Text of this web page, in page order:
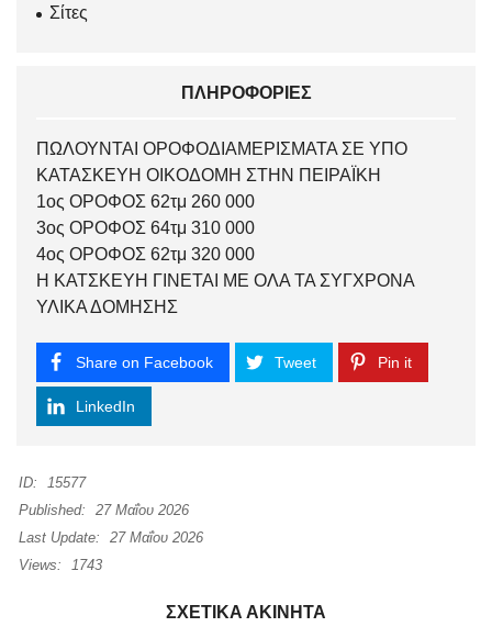
Σίτες
ΠΛΗΡΟΦΟΡΊΕΣ
ΠΩΛΟΥΝΤΑΙ ΟΡΟΦΟΔΙΑΜΕΡΙΣΜΑΤΑ ΣΕ ΥΠΟ
ΚΑΤΑΣΚΕΥΗ ΟΙΚΟΔΟΜΗ ΣΤΗΝ ΠΕΙΡΑΪΚΗ
1ος ΟΡΟΦΟΣ 62τμ 260 000
3ος ΟΡΟΦΟΣ 64τμ 310 000
4ος ΟΡΟΦΟΣ 62τμ 320 000
Η ΚΑΤΣΚΕΥΗ ΓΙΝΕΤΑΙ ΜΕ ΟΛΑ ΤΑ ΣΥΓΧΡΟΝΑ
ΥΛΙΚΑ ΔΟΜΗΣΗΣ
Share on Facebook Tweet Pin it
LinkedIn
ID:
15577
Published:
27 Μαΐου 2026
Last Update:
27 Μαΐου 2026
Views:
1743
ΣΧΕΤΙΚΆ ΑΚΊΝΗΤΑ